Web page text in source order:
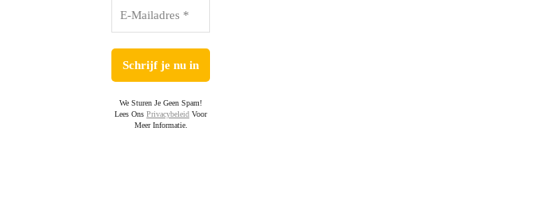
We Sturen Je Geen Spam!
Lees OnsPrivacybeleid Voor
Meer Informatie.